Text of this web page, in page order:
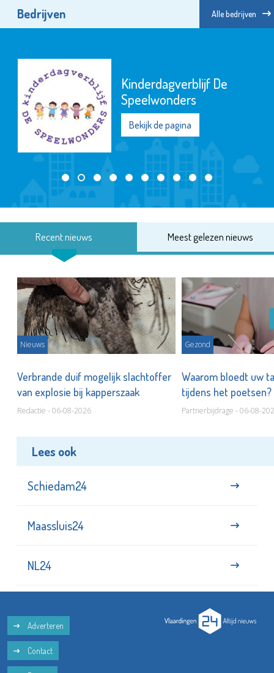
Bedrijven Alle bedrijven
Kinderdagverblijf De
Speelwonders
Bekijk de pagina
Recent nieuws Meest gelezen nieuws
Nieuws
Verbrande duif mogelijk slachtoffer
van explosie bij kapperszaak
Redactie - 06-08-2026
Gezond
Waarom bloedt uw
tijdens het poetsen?
Partnerbijdrage - 06-08-
Lees ook
Schiedam24
Maassluis24
NL24
Adverteren
Contact